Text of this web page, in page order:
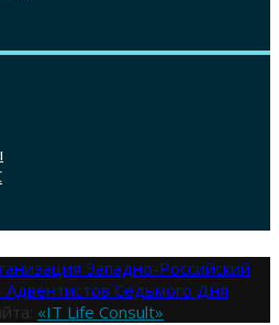
Западно-Российский
Седьмого Дня
«IT Life Consult»